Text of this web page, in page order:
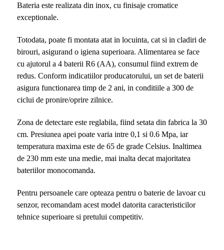
Bateria este realizata din inox, cu finisaje cromatice
exceptionale.
Totodata, poate fi montata atat in locuinta, cat si in cladiri de
birouri, asigurand o igiena superioara. Alimentarea se face
cu ajutorul a 4 baterii R6 (AA), consumul fiind extrem de
redus. Conform indicatiilor producatorului, un set de baterii
asigura functionarea timp de 2 ani, in conditiile a 300 de
ciclui de pronire/oprire zilnice.
Zona de detectare este reglabila, fiind setata din fabrica la 30
cm. Presiunea apei poate varia intre 0,1 si 0.6 Mpa, iar
temperatura maxima este de 65 de grade Celsius. Inaltimea
de 230 mm este una medie, mai inalta decat majoritatea
bateriilor monocomanda.
Pentru persoanele care opteaza pentru o baterie de lavoar cu
senzor, recomandam acest model datorita caracteristicilor
tehnice superioare si pretului competitiv.